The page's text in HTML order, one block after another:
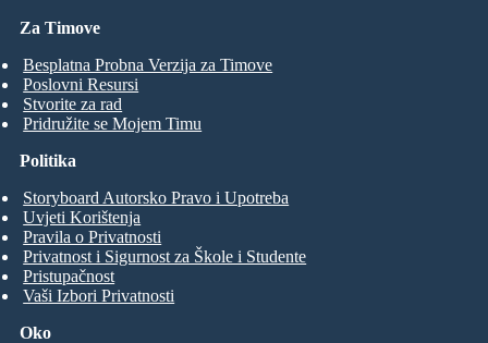
Za Timove
Besplatna Probna Verzija za Timove
Poslovni Resursi
Stvorite za rad
Pridružite se Mojem Timu
Oko
Politika
Storyboard Autorsko Pravo i Upotreba
Uvjeti Korištenja
Pravila o Privatnosti
Privatnost i Sigurnost za Škole i Studente
Pristupačnost
Vaši Izbori Privatnosti